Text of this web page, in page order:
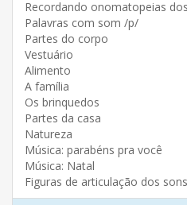
Recordando onomatopeias
Palavras com som /p/
Partes do corpo
Vestuário
Alimento
A família
Os brinquedos
Partes da casa
Natureza
Música: parabéns pra você
Música: Natal
Figuras de articulação dos sons